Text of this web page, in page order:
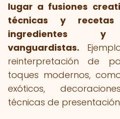
lugar a fusiones
técnicas y recetas
ingredientes y
vanguardistas.
reinterpretación de
toques modernos,
exóticos,
técnicas de